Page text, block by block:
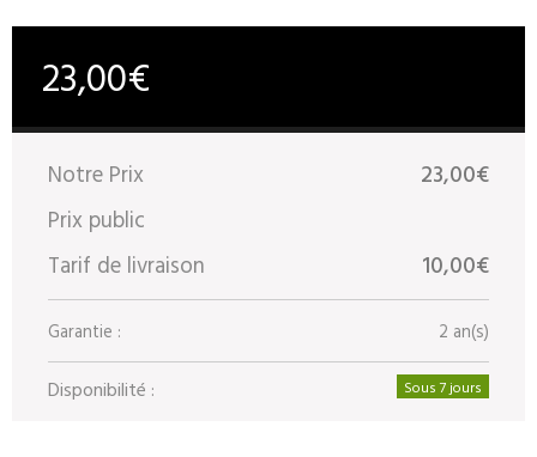
23,00€
Notre Prix
23,00€
Prix public
Tarif de livraison
10,00€
Garantie : 2 an(s)
Disponibilité : Sous 7 jours